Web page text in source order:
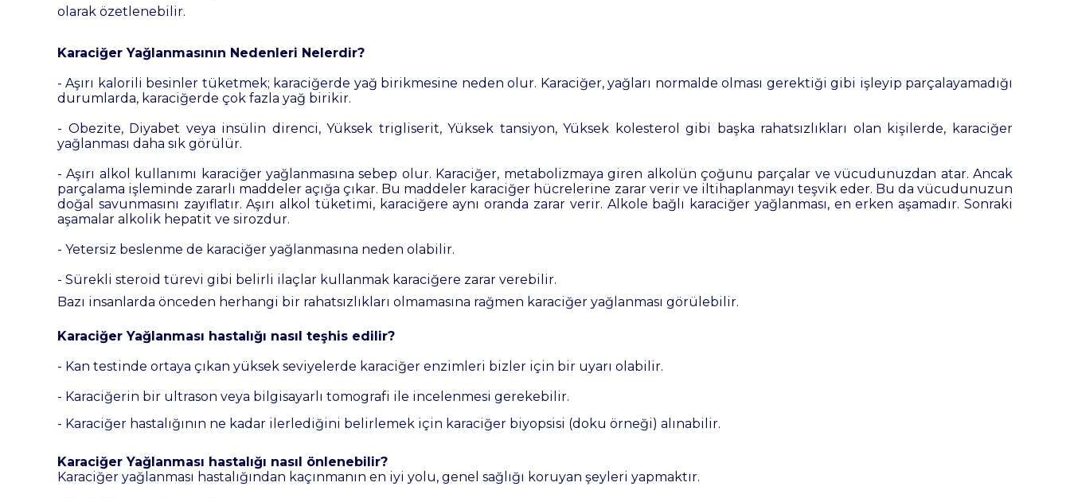
olarak özetlenebilir.
Karaciğer Yağlanmasının Nedenleri Nelerdir?
- Aşırı kalorili besinler tüketmek; karaciğerde yağ birikmesine neden olur. Karaciğer, yağları normalde olması gerektiği gibi işleyip parçalayamadığı
durumlarda, karaciğerde çok fazla yağ birikir.
- Obezite, Diyabet veya insülin direnci, Yüksek trigliserit, Yüksek tansiyon, Yüksek kolesterol gibi başka rahatsızlıkları olan kişilerde, karaciğer
yağlanması daha sık görülür.
- Aşırı alkol kullanımı karaciğer yağlanmasına sebep olur. Karaciğer, metabolizmaya giren alkolün çoğunu parçalar ve vücudunuzdan atar. Ancak
parçalama işleminde zararlı maddeler açığa çıkar. Bu maddeler karaciğer hücrelerine zarar verir ve iltihaplanmayı teşvik eder. Bu da vücudunuzun
doğal savunmasını zayıflatır. Aşırı alkol tüketimi, karaciğere aynı oranda zarar verir. Alkole bağlı karaciğer yağlanması, en erken aşamadır. Sonraki
aşamalar alkolik hepatit ve sirozdur.
- Yetersiz beslenme de karaciğer yağlanmasına neden olabilir.
- Sürekli steroid türevi gibi belirli ilaçlar kullanmak karaciğere zarar verebilir.
Bazı insanlarda önceden herhangi bir rahatsızlıkları olmamasına rağmen karaciğer yağlanması görülebilir.
Karaciğer Yağlanması hastalığı nasıl teşhis edilir?
- Kan testinde ortaya çıkan yüksek seviyelerde karaciğer enzimleri bizler için bir uyarı olabilir.
- Karaciğerin bir ultrason veya bilgisayarlı tomografi ile incelenmesi gerekebilir.
- Karaciğer hastalığının ne kadar ilerlediğini belirlemek için karaciğer biyopsisi (doku örneği) alınabilir.
Karaciğer Yağlanması hastalığı nasıl önlenebilir?
Karaciğer yağlanması hastalığından kaçınmanın en iyi yolu, genel sağlığı koruyan şeyleri yapmaktır.